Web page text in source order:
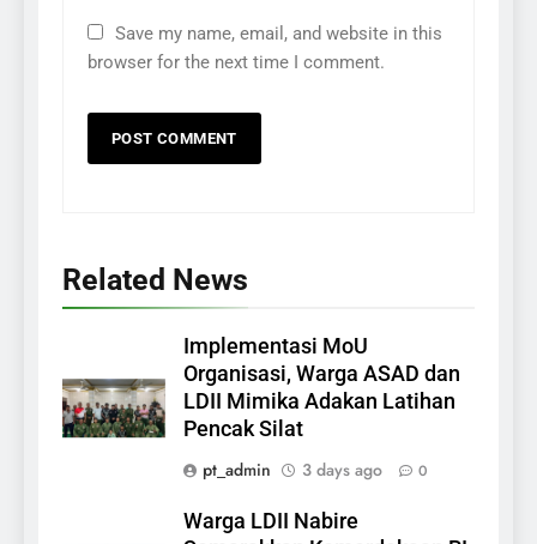
Save my name, email, and website in this
browser for the next time I comment.
Related News
Implementasi MoU
Organisasi, Warga ASAD dan
LDII Mimika Adakan Latihan
Pencak Silat
pt_admin
3 days ago 0
Warga LDII Nabire